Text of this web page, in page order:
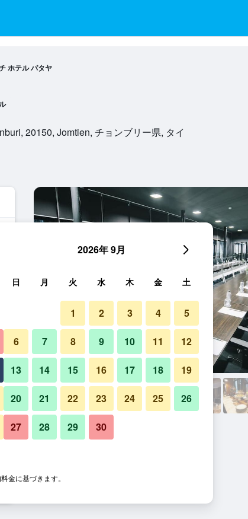
ホテル パタヤ
20150, Jomtien, チョンブリー県, タイ
その他
2026年 9月
日 月 火 水 木 金 土
1 2 3 4 5
6 7 8 9 10 11 12
13 14 15 16 17 18 19
20 21 22 23 24 25 26
27 28 29 30
金に基づきます。